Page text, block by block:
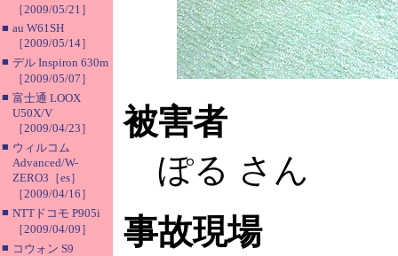
［2009/05/21］
■ au W61SH
［2009/05/14］
■ デル Inspiron 630m
［2009/05/07］
■ 富士通 LOOX
U50X/V
［2009/04/23］
■ ウィルコム
Advanced/W-
ZERO3［es］
［2009/04/16］
■ NTTドコモ P905i
［2009/04/09］
■ コウォン S9
被害者
ぽる さん
事故現場